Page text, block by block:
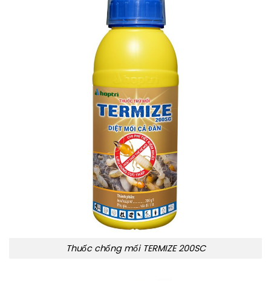
Thuốc chống mối TERMIZE 200SC